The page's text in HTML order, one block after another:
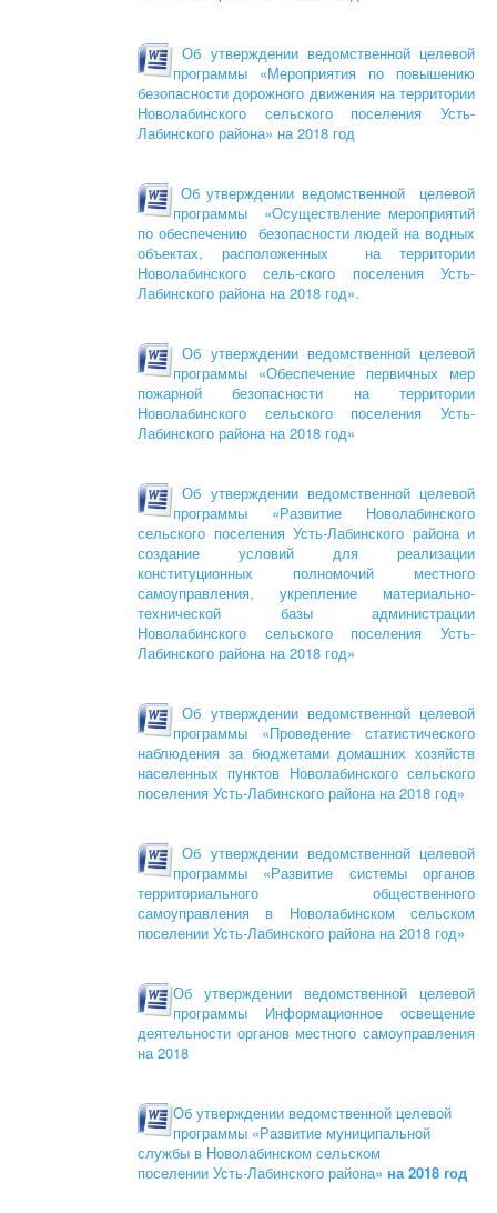
Об утверждении ведомственной целевой
программы «Мероприятия по повышению
безопасности дорожного движения на территории
Новолабинского сельского поселения Усть-
Лабинского района» на 2018 год
Об утверждении ведомственной целевой
программы «Осуществление мероприятий
по обеспечению безопасности людей на водных
объектах, расположенных на территории
Новолабинского сель-ского поселения Усть-
Лабинского района на 2018 год».
Об утверждении ведомственной целевой
программы «Обеспечение первичных мер
пожарной безопасности на территории
Новолабинского сельского поселения Усть-
Лабинского района на 2018 год»
Об утверждении ведомственной целевой
программы «Развитие Новолабинского
сельского поселения Усть-Лабинского района и
создание условий для реализации
конституционных полномочий местного
самоуправления, укрепление материально-
технической базы администрации
Новолабинского сельского поселения Усть-
Лабинского района на 2018 год»
Об утверждении ведомственной целевой
программы «Проведение статистического
наблюдения за бюджетами домашних хозяйств
населенных пунктов Новолабинского сельского
поселения Усть-Лабинского района на 2018 год»
Об утверждении ведомственной целевой
программы «Развитие системы органов
территориального общественного
самоуправления в Новолабинском сельском
поселении Усть-Лабинского района на 2018 год»
Об утверждении ведомственной целевой
программы Информационное освещение
деятельности органов местного самоуправления
на 2018
Об утверждении ведомственной целевой
программы «Развитие муниципальной
службы в Новолабинском сельском
поселении Усть-Лабинского района» на 2018 год